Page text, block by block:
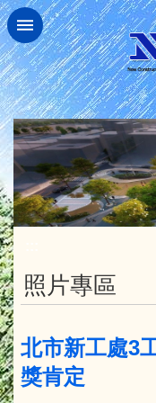
跳到主要內容區塊
照片專區
北市新工處3
獎肯定